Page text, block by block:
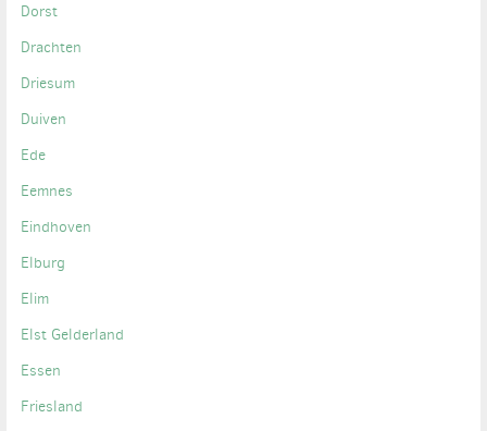
Dorst
Drachten
Driesum
Duiven
Ede
Eemnes
Eindhoven
Elburg
Elim
Elst Gelderland
Essen
Friesland